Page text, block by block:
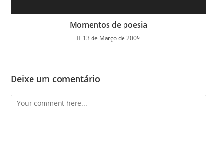
Momentos de poesia
13 de Março de 2009
Deixe um comentário
Comment